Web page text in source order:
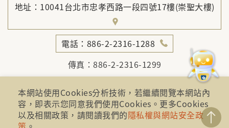
地址：10041台北市忠孝西路一段四號17樓(崇聖大樓)
電話：886-2-2316-1288
傳真：886-2-2316-1299
金融服務專線：1998
金融消費爭議免費服務專線：0800-789885、0800-
869899
本網站使用Cookies分析技術，若繼續閱覽本網站內
容，即表示您同意我們使用Cookies。更多Cookies
以及相關政策，請閱讀我們的隱私權與網站安全政